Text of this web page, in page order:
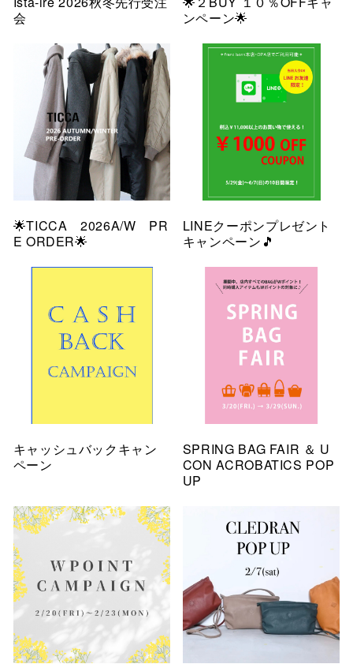
会
ンペーン🌟
🌟TICCA 2026A/W PR
E ORDER🌟
LINEクーポンプレゼント
キャンペーン🎵
キャッシュバックキャン
ペーン
SPRING BAG FAIR ＆ U
CON ACROBATICS POP
UP